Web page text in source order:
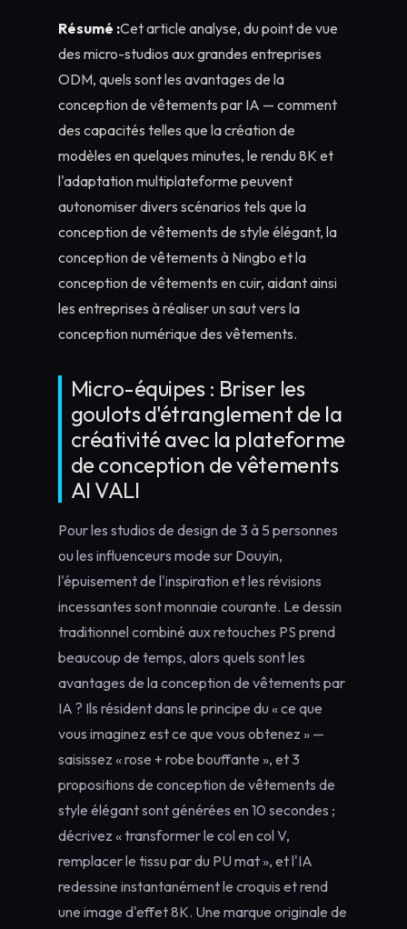
Résumé :Cet article analyse, du point de vue
des micro-studios aux grandes entreprises
ODM, quels sont les avantages de la
conception de vêtements par IA — comment
des capacités telles que la création de
modèles en quelques minutes, le rendu 8K et
l'adaptation multiplateforme peuvent
autonomiser divers scénarios tels que la
conception de vêtements de style élégant, la
conception de vêtements à Ningbo et la
conception de vêtements en cuir, aidant ainsi
les entreprises à réaliser un saut vers la
conception numérique des vêtements.
Micro-équipes : Briser les
goulots d'étranglement de la
créativité avec la plateforme
de conception de vêtements
AI VALI
Pour les studios de design de 3 à 5 personnes
ou les influenceurs mode sur Douyin,
l'épuisement de l'inspiration et les révisions
incessantes sont monnaie courante. Le dessin
traditionnel combiné aux retouches PS prend
beaucoup de temps, alors quels sont les
avantages de la conception de vêtements par
IA ? Ils résident dans le principe du « ce que
vous imaginez est ce que vous obtenez » —
saisissez « rose + robe bouffante », et 3
propositions de conception de vêtements de
style élégantsont générées en 10 secondes ;
décrivez « transformer le col en col V,
remplacer le tissu par du PU mat », et l'IA
redessine instantanément le croquis et rend
une image d'effet 8K. Une marque originale de